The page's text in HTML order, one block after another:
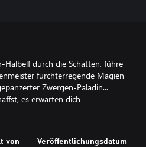
Halbelf durch die Schatten, führe
furchterregende Magien
Zwergen-Paladin...
es erwarten dich
von Veröffentlichungsdatum